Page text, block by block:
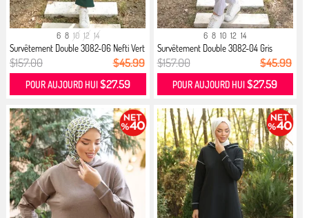
6 8 10 12 14
Survêtement Double 3082-06 Nefti Vert
$157.00 $45.99
POUR AUJOURD HUI $27.59
6 8 10 12 14
Survêtement Double 3082-04 Gris
$157.00 $45.99
POUR AUJOURD HUI$27.59